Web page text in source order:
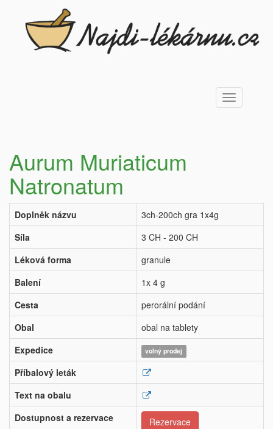
Toggle
navigation
Aurum Muriaticum
Natronatum
Doplněk názvu
3ch-200ch gra 1x4g
Síla
3 CH - 200 CH
Léková forma
granule
Balení
1x 4 g
Cesta
perorální podání
Obal
obal na tablety
Expedice
volný prodej
Příbalový leták
Text na obalu
Dostupnost a rezervace
Rezervace